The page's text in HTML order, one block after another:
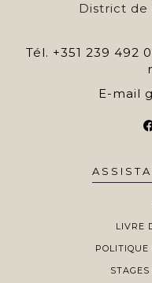
District de
Tél. +351 239 492
E-mail
LIVRE